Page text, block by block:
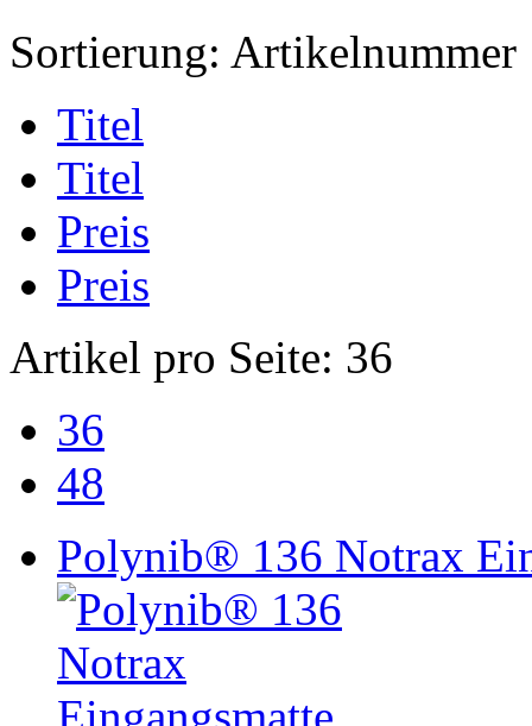
Sortierung: Artikelnummer
Titel
Titel
Preis
Preis
Artikel pro Seite: 36
36
48
Polynib® 136 Notrax